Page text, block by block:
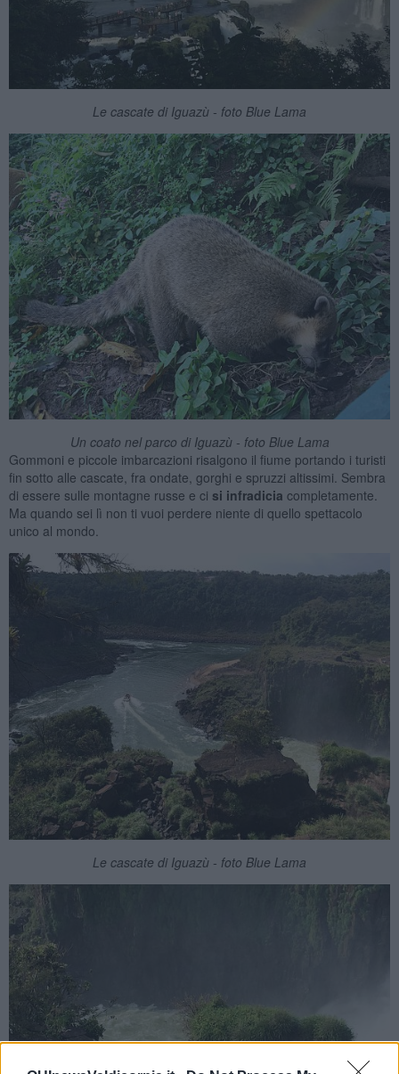
Le cascate di Iguazù - foto Blue Lama
Un coato nel parco di Iguazù - foto Blue Lama
Gommoni e piccole imbarcazioni risalgono il fiume portando i turisti
fin sotto alle cascate, fra ondate, gorghi e spruzzi altissimi. Sembra
di essere sulle montagne russe e ci si infradicia completamente.
Ma quando sei lì non ti vuoi perdere niente di quello spettacolo
unico al mondo.
Le cascate di Iguazù - foto Blue Lama